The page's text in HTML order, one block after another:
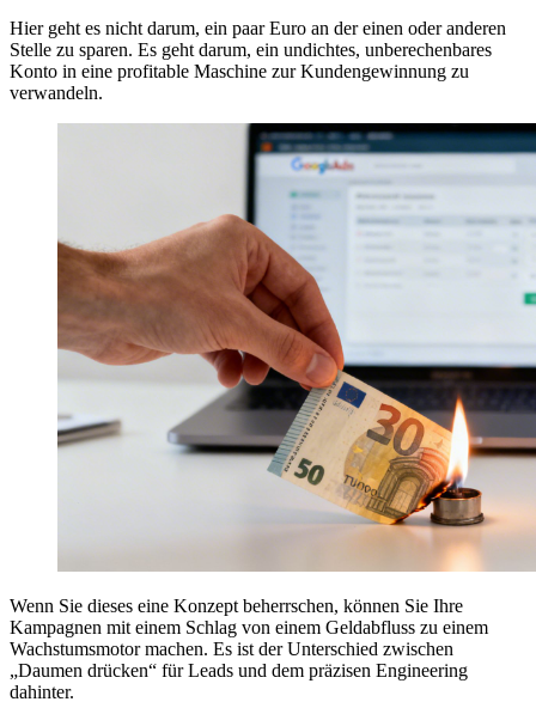
Hier geht es nicht darum, ein paar Euro an der einen oder anderen
Stelle zu sparen. Es geht darum, ein undichtes, unberechenbares
Konto in eine profitable Maschine zur Kundengewinnung zu
verwandeln.
Wenn Sie dieses eine Konzept beherrschen, können Sie Ihre
Kampagnen mit einem Schlag von einem Geldabfluss zu einem
Wachstumsmotor machen. Es ist der Unterschied zwischen
„Daumen drücken“ für Leads und dem präzisen Engineering
dahinter.